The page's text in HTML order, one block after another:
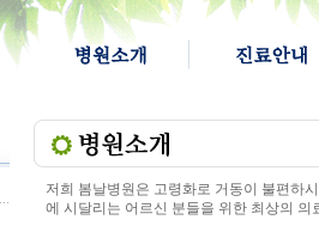
저희 봄날병원은 고령화로 거동이 불편하
에 시달리는 어르신 분들을 위한 최상의